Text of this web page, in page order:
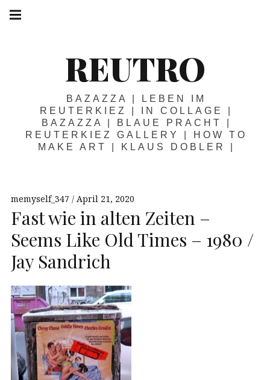
Springe
zum
REUTRO
BAZAZZA | LEBEN IM
REUTERKIEZ | IN COLLAGE |
BAZAZZA | BLAUE PRACHT |
REUTERKIEZ GALLERY | HOW TO
MAKE ART | KLAUS DOBLER |
memyself_347 April 21, 2020
Fast wie in alten Zeiten –
Seems Like Old Times – 1980 /
Jay Sandrich